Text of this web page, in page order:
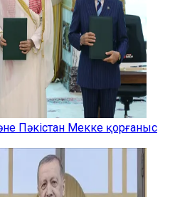
Пәкістан Мекке қорғаныс